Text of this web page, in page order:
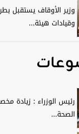
وزير الأوقاف يستقبل
وقيادات هيئة...
رئيس الوزراء : زيادة
الصحة...